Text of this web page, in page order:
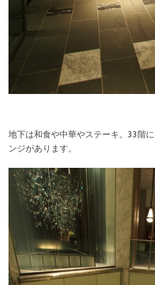
地下は和食や中華やステーキ。33階
ンジがあります。